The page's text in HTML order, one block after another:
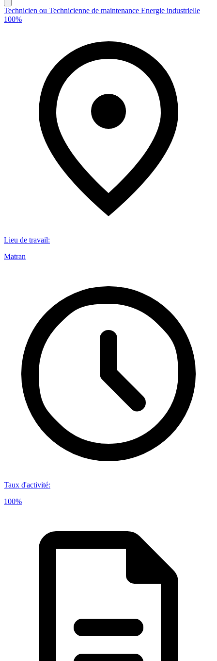
Technicien ou Technicienne de maintenance Energie industrielle
100%
Lieu de travail:
Matran
Taux d'activité:
100%